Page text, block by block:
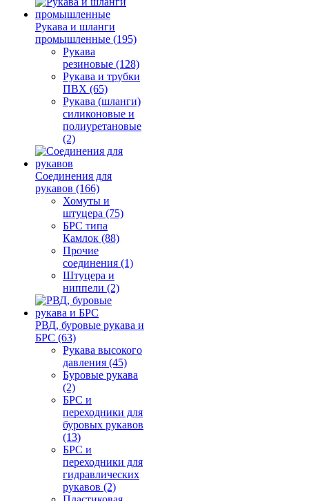
Рукава и шланги
промышленные (195)
Рукава
резиновые (128)
Рукава и трубки
ПВХ (65)
Рукава (шланги)
силиконовые и
полиуретановые
(2)
Соединения для
рукавов (166)
Хомуты и
штуцера (75)
БРС типа
Камлок (88)
Прочие
соединения (1)
Штуцера и
ниппели (2)
РВД, буровые рукава и
БРС (63)
Рукава высокого
давления (45)
Буровые рукава
(2)
БРС и
переходники для
буровых рукавов
(13)
БРС и
переходники для
гидравлических
рукавов (2)